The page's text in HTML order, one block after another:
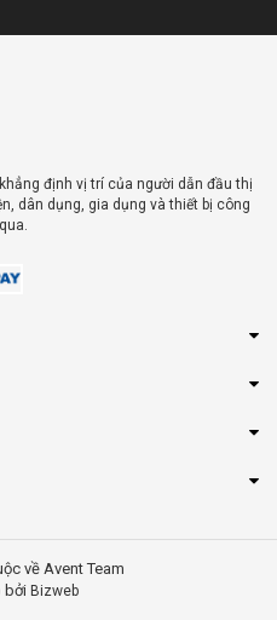
định vị trí của người dẫn đầu thị
dân dụng, gia dụng và thiết bị công
về Avent Team
bởi Bizweb